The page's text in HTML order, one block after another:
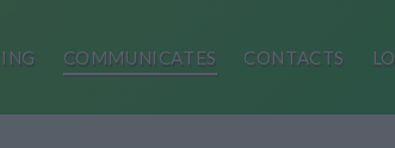
COMMUNICATES CONTACTS